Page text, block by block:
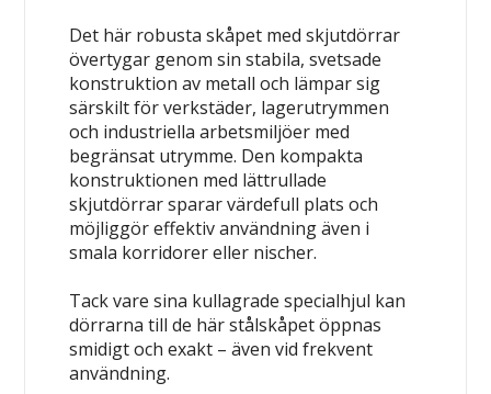
Det här robusta skåpet med skjutdörrar
övertygar genom sin stabila, svetsade
konstruktion av metall och lämpar sig
särskilt för verkstäder, lagerutrymmen
och industriella arbetsmiljöer med
begränsat utrymme. Den kompakta
konstruktionen med lättrullade
skjutdörrar sparar värdefull plats och
möjliggör effektiv användning även i
smala korridorer eller nischer.
Tack vare sina kullagrade specialhjul kan
dörrarna till de här stålskåpet öppnas
smidigt och exakt – även vid frekvent
användning.